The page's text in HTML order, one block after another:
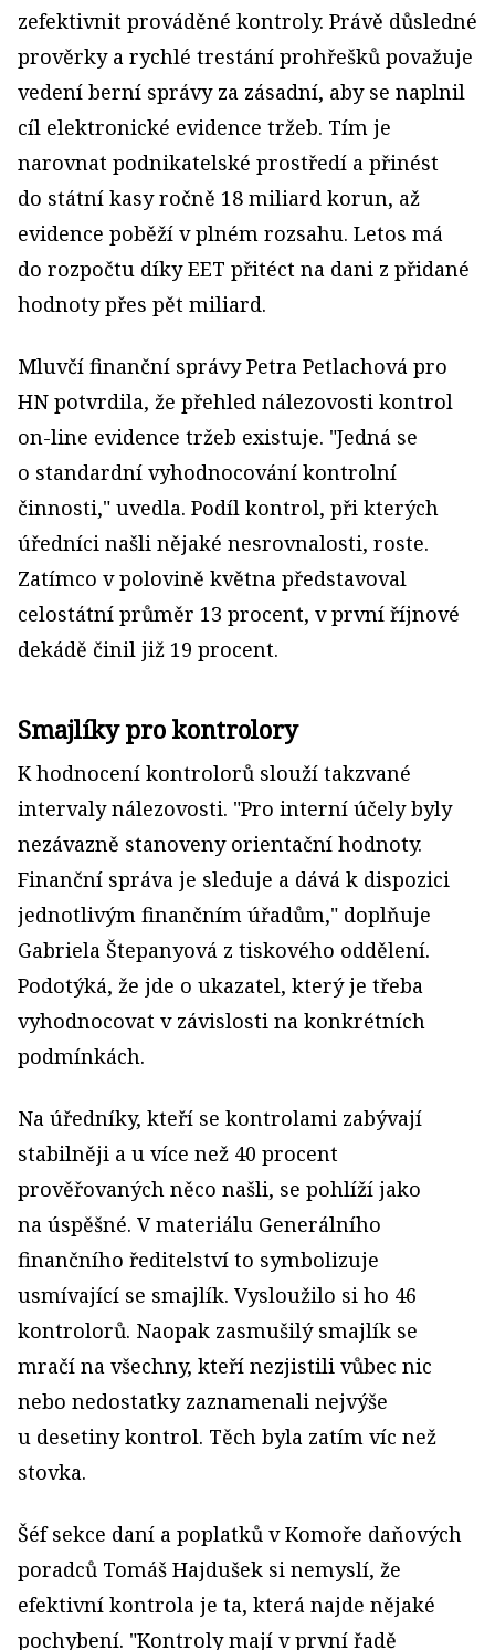
zefektivnit prováděné kontroly. Právě důsledné
prověrky a rychlé trestání prohřešků považuje
vedení berní správy za zásadní, aby se naplnil
cíl elektronické evidence tržeb. Tím je
narovnat podnikatelské prostředí a přinést
do státní kasy ročně 18 miliard korun, až
evidence poběží v plném rozsahu. Letos má
do rozpočtu díky EET přitéct na dani z přidané
hodnoty přes pět miliard.
Mluvčí finanční správy Petra Petlachová pro
HN potvrdila, že přehled nálezovosti kontrol
on-line evidence tržeb existuje. "Jedná se
o standardní vyhodnocování kontrolní
činnosti," uvedla. Podíl kontrol, při kterých
úředníci našli nějaké nesrovnalosti, roste.
Zatímco v polovině května představoval
celostátní průměr 13 procent, v první říjnové
dekádě činil již 19 procent.
Smajlíky pro kontrolory
K hodnocení kontrolorů slouží takzvané
intervaly nálezovosti. "Pro interní účely byly
nezávazně stanoveny orientační hodnoty.
Finanční správa je sleduje a dává k dispozici
jednotlivým finančním úřadům," doplňuje
Gabriela Štepanyová z tiskového oddělení.
Podotýká, že jde o ukazatel, který je třeba
vyhodnocovat v závislosti na konkrétních
podmínkách.
Na úředníky, kteří se kontrolami zabývají
stabilněji a u více než 40 procent
prověřovaných něco našli, se pohlíží jako
na úspěšné. V materiálu Generálního
finančního ředitelství to symbolizuje
usmívající se smajlík. Vysloužilo si ho 46
kontrolorů. Naopak zasmušilý smajlík se
mračí na všechny, kteří nezjistili vůbec nic
nebo nedostatky zaznamenali nejvýše
u desetiny kontrol. Těch byla zatím víc než
stovka.
Šéf sekce daní a poplatků v Komoře daňových
poradců Tomáš Hajdušek si nemyslí, že
efektivní kontrola je ta, která najde nějaké
pochybení. "Kontroly mají v první řadě